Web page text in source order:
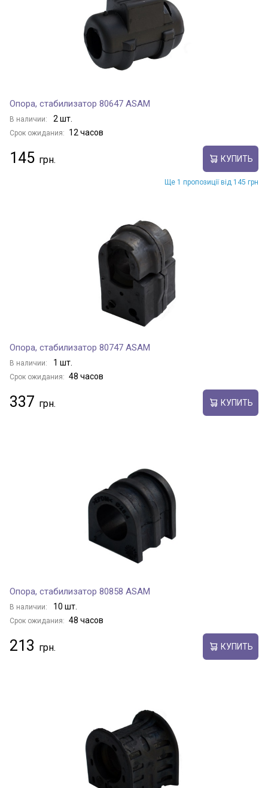
Опора, стабилизатор 80647 ASAM
В наличии: 2 шт.
Срок ожидания: 12 часов
145 КУПИТЬ
Ще 1 пропозиції від 145 грн
Опора, стабилизатор 80747 ASAM
В наличии: 1 шт.
Срок ожидания: 48 часов
337 КУПИТЬ
Опора, стабилизатор 80858 ASAM
В наличии: 10 шт.
Срок ожидания: 48 часов
213 КУПИТЬ